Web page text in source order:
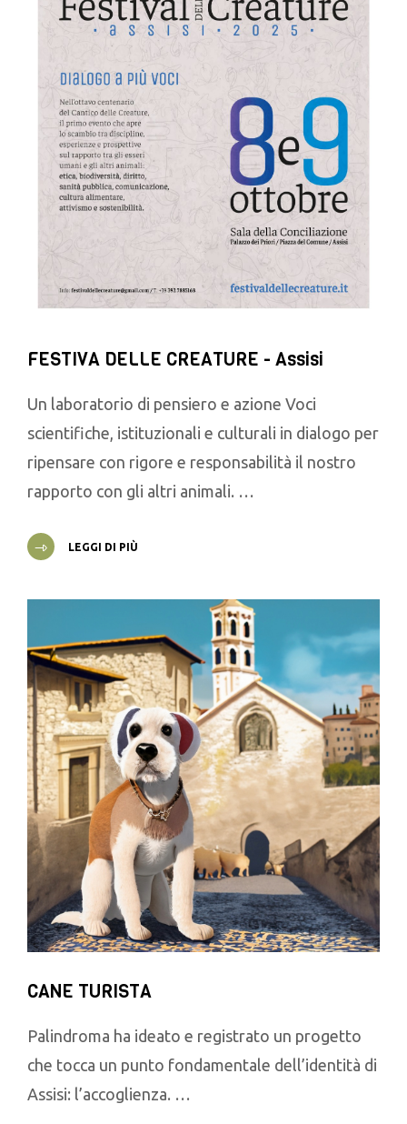
FESTIVA DELLE CREATURE - Assisi
Un laboratorio di pensiero e azione Voci
scientifiche, istituzionali e culturali in dialogo per
ripensare con rigore e responsabilità il nostro
rapporto con gli altri animali. …
LEGGI DI PIÙ
CANE TURISTA
Palindroma ha ideato e registrato un progetto
che tocca un punto fondamentale dell’identità di
Assisi: l’accoglienza. …